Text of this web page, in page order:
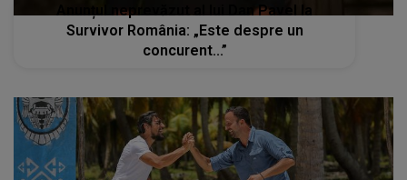
Anunțul neprevăzut al lui Dan Pavel la
Survivor România: „Este despre un
concurent...”